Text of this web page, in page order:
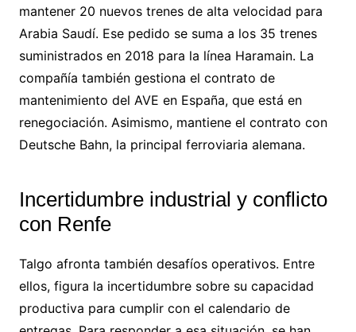
mantener 20 nuevos trenes de alta velocidad para
Arabia Saudí. Ese pedido se suma a los 35 trenes
suministrados en 2018 para la línea Haramain. La
compañía también gestiona el contrato de
mantenimiento del AVE en España, que está en
renegociación. Asimismo, mantiene el contrato con
Deutsche Bahn, la principal ferroviaria alemana.
Incertidumbre industrial y conflicto
con Renfe
Talgo afronta también desafíos operativos. Entre
ellos, figura la incertidumbre sobre su capacidad
productiva para cumplir con el calendario de